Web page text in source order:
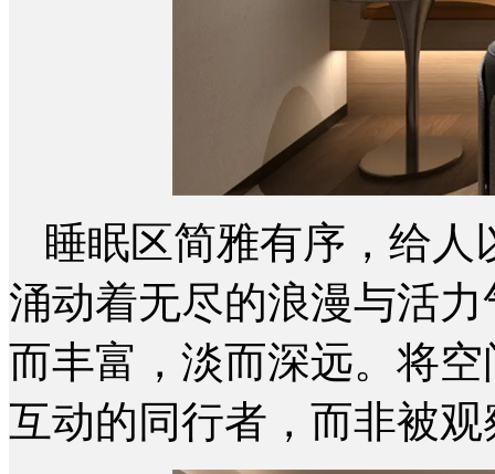
睡眠区简雅有序，给
涌动着无尽的浪漫与活
而丰富，淡而深远。将
互动的同行者，而非被